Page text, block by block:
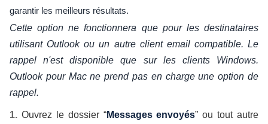
garantir les meilleurs résultats.
Cette option ne fonctionnera que pour les destinataires
utilisant Outlook ou un autre client email compatible. Le
rappel n'est disponible que sur les clients Windows.
Outlook pour Mac ne prend pas en charge une option de
rappel.
Ouvrez le dossier “Messages envoyés” ou tout autre